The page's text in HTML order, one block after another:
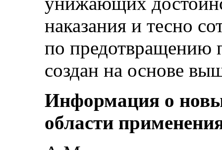
наказания и тесно
по предотвращению
создан на основе
Информация о
области